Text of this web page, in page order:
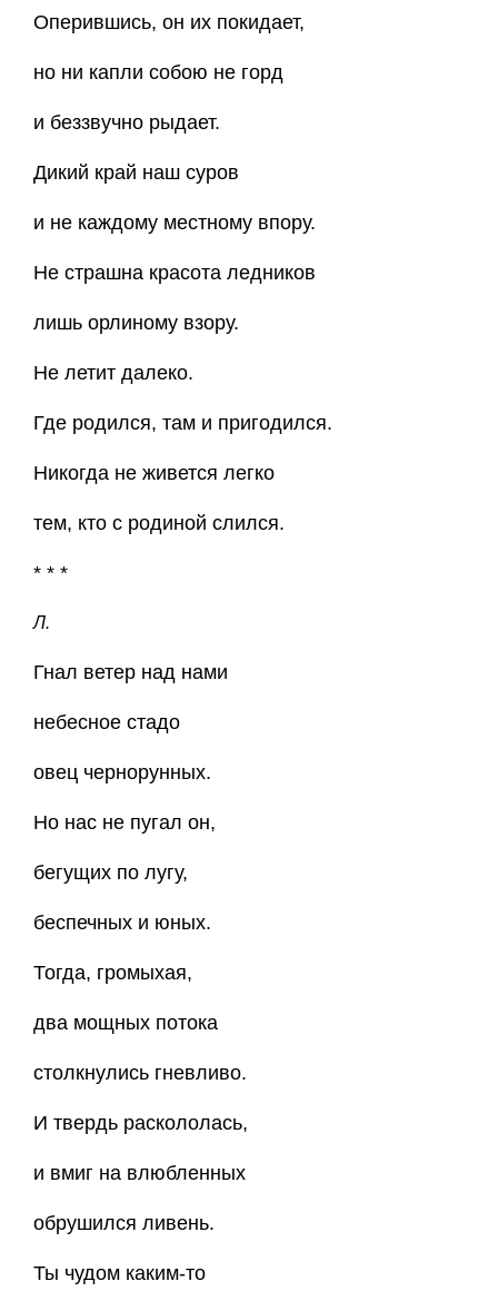
Оперившись, он их покидает,
но ни капли собою не горд
и беззвучно рыдает.
Дикий край наш суров
и не каждому местному впору.
Не страшна красота ледников
лишь орлиному взору.
Не летит далеко.
Где родился, там и пригодился.
Никогда не живется легко
тем, кто с родиной слился.
* * *
Л.
Гнал ветер над нами
небесное стадо
овец чернорунных.
Но нас не пугал он,
бегущих по лугу,
беспечных и юных.
Тогда, громыхая,
два мощных потока
столкнулись гневливо.
И твердь раскололась,
и вмиг на влюбленных
обрушился ливень.
Ты чудом каким-то